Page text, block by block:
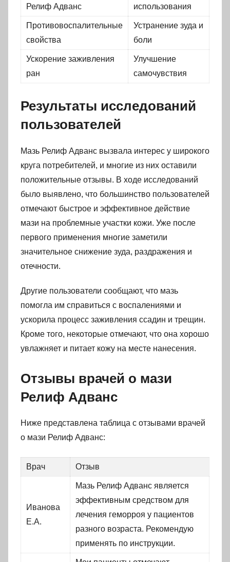
Релиф Адванс использования
Противовоспалительные
свойства
Устранение зуда и
боли
Ускорение заживления
ран
Улучшение
самочувствия
Результаты исследований
пользователей
Мазь Релиф Адванс вызвала интерес у широкого
круга потребителей, и многие из них оставили
положительные отзывы. В ходе исследований
было выявлено, что большинство пользователей
отмечают быстрое и эффективное действие
мази на проблемные участки кожи. Уже после
первого применения многие заметили
значительное снижение зуда, раздражения и
отечности.
Другие пользователи сообщают, что мазь
помогла им справиться с воспалениями и
ускорила процесс заживления ссадин и трещин.
Кроме того, некоторые отмечают, что она хорошо
увлажняет и питает кожу на месте нанесения.
Отзывы врачей о мази
Релиф Адванс
Ниже представлена таблица с отзывами врачей
о мази Релиф Адванс:
Врач Отзыв
Иванова
Е.А.
Мазь Релиф Адванс является
эффективным средством для
лечения геморроя у пациентов
разного возраста. Рекомендую
применять по инструкции.